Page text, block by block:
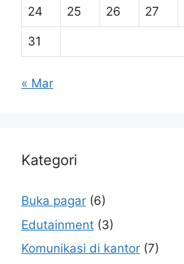
24 25 26 27
31
« Mar
Kategori
Buka pagar (6)
Edutainment (3)
Komunikasi di kantor (7)